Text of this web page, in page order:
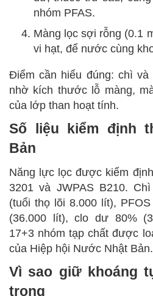
nhóm PFAS.
Màng lọc sợi rỗng (0.1
vi hạt, để nước cùng
Điểm cần hiểu đúng: chì và
nhờ kích thước lỗ màng,
của lớp than hoạt tính.
Số liệu kiểm định
Bản
Năng lực lọc được kiểm
3201 và JWPAS B210.
(tuổi thọ lõi 8.000 lít),
(36.000 lít), clo dư 80%
17+3 nhóm tạp chất được
của Hiệp hội Nước Nhật Bản.
Vì sao giữ khoáng
trọng